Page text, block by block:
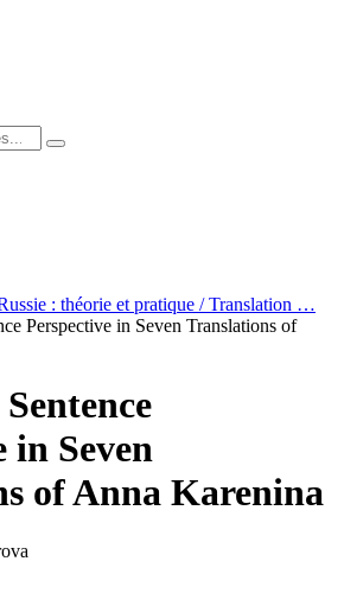
: théorie et pratique / Translation …
Perspective in Seven Translations of
in Seven
of Anna Karenina